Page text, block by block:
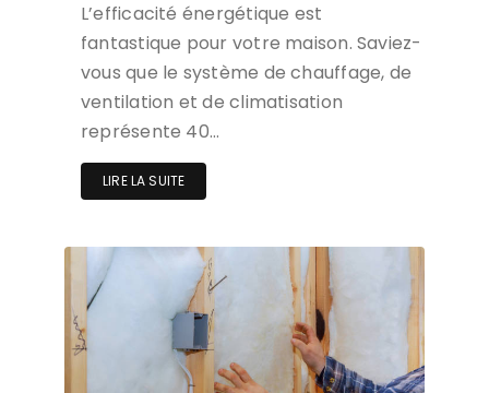
L’efficacité énergétique est
fantastique pour votre maison. Saviez-
vous que le système de chauffage, de
ventilation et de climatisation
représente 40…
LIRE LA SUITE